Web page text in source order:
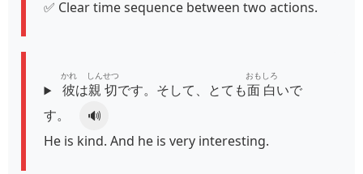
✅ Clear time sequence between two actions.
彼
かれ
は親切
しんせつ
です。そして、とても面白
おもしろ
いで
す。
🔊
He is kind. And he is very interesting.